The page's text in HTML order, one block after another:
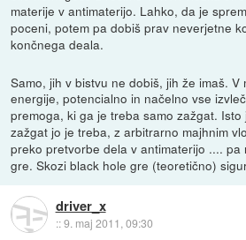
materije v antimaterijo. Lahko, da je
poceni, potem pa dobiš prav neverjetne
končnega deala.
Samo, jih v bistvu ne dobiš, jih že imaš. V
energije, potencialno in načelno vse
premoga, ki ga je treba samo zažgat. Isto
zažgat jo je treba, z arbitrarno majhnim
preko pretvorbe dela v antimaterijo ....
gre. Skozi black hole gre (teoretično)
driver_x
::9. maj 2011, 09:30